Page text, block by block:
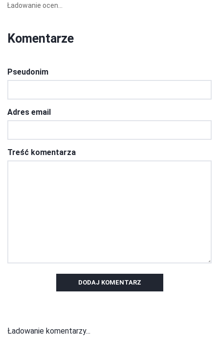
Ładowanie ocen...
Komentarze
Pseudonim
Adres email
Treść komentarza
DODAJ KOMENTARZ
Ładowanie komentarzy...